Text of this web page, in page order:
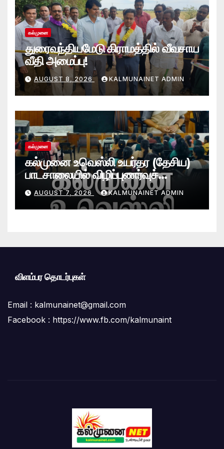
கல்முனை
துரைவந்தியமேடு கிராமத்தில் வீவசாய
வீதி அமைப்பு!
AUGUST 8, 2026 KALMUNAINET ADMIN
கல்முனை
கல்முனை உவெஸ்லி உயர்தர (தேசிய)
பாடசாலையில் விழிப்புணர்வுச்
செயலமர்வு
AUGUST 7, 2026 KALMUNAINET ADMIN
விளம்பர தொடர்புகள்
Email : kalmunainet@gmail.com
Facebook : https://www.fb.com/kalmunaint